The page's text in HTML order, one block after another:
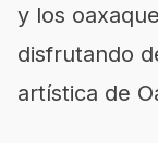
y los
disfrutando
artística de